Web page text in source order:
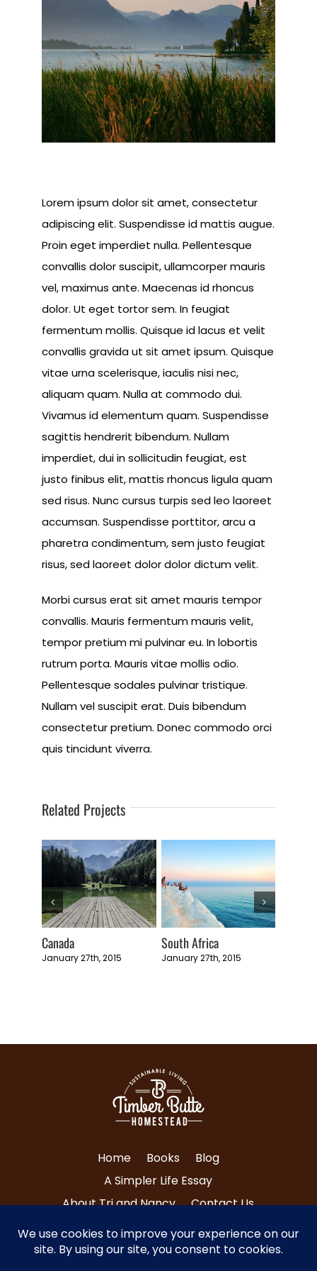
Lorem ipsum dolor sit amet, consectetur
adipiscing elit. Suspendisse id mattis augue.
Proin eget imperdiet nulla. Pellentesque
convallis dolor suscipit, ullamcorper mauris
vel, maximus ante. Maecenas id rhoncus
dolor. Ut eget tortor sem. In feugiat
fermentum mollis. Quisque id lacus et velit
convallis gravida ut sit amet ipsum. Quisque
vitae urna scelerisque, iaculis nisi nec,
aliquam quam. Nulla at commodo dui.
Vivamus id elementum quam. Suspendisse
sagittis hendrerit bibendum. Nullam
imperdiet, dui in sollicitudin feugiat, est
justo finibus elit, mattis rhoncus ligula quam
sed risus. Nunc cursus turpis sed leo laoreet
accumsan. Suspendisse porttitor, arcu a
pharetra condimentum, sem justo feugiat
risus, sed laoreet dolor dolor dictum velit.
Morbi cursus erat sit amet mauris tempor
convallis. Mauris fermentum mauris velit,
tempor pretium mi pulvinar eu. In lobortis
rutrum porta. Mauris vitae mollis odio.
Pellentesque sodales pulvinar tristique.
Nullam vel suscipit erat. Duis bibendum
consectetur pretium. Donec commodo orci
quis tincidunt viverra.
Related Projects
Canada
January 27th, 2015
South Africa
January 27th, 2015
Home Books
Blog
A Simpler Life Essay
About Tri and Nancy
Contact Us